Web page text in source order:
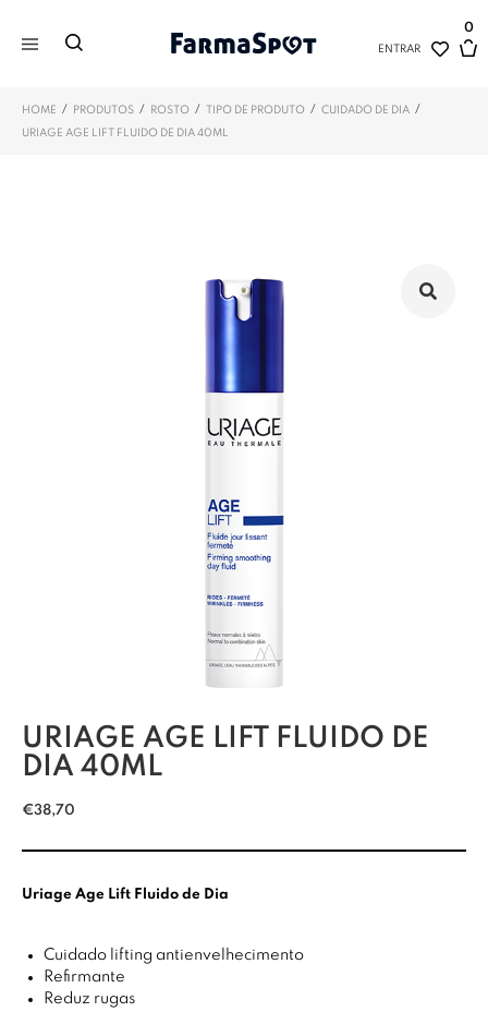
ENTRAR
0
HOME / PRODUTOS / ROSTO / TIPO DE PRODUTO / CUIDADO DE DIA /
URIAGE AGE LIFT FLUIDO DE DIA 40ML
URIAGE AGE LIFT FLUIDO DE
DIA 40ML
€38,70
Uriage Age Lift Fluido de Dia
Cuidado lifting antienvelhecimento
Refirmante
Reduz rugas